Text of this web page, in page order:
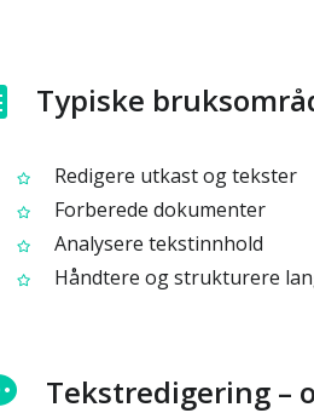
Typiske
Redigere utkast og tekster
Forberede dokumenter
Analysere tekstinnhold
Håndtere og strukturere
Tekstredigering –